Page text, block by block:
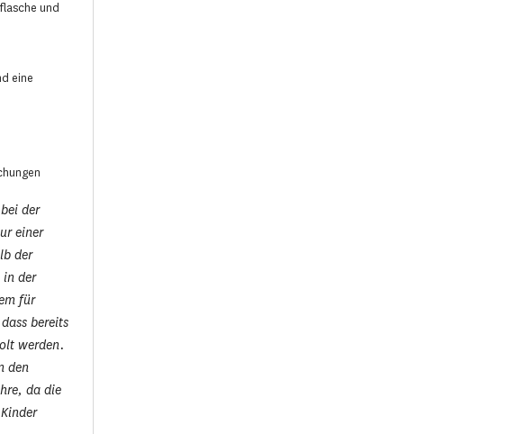
und
eine
der
einer
der
in der
für
bereits
werden.
den
da die